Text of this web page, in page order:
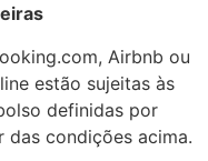
Airbnb ou
estão sujeitas às
definidas por
condições acima.